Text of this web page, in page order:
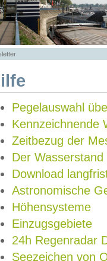
Pegelauswahl
Kennzeichnende
Zeitbezug der
Der Wasserstand
Download
Astronomische
Höhensysteme
Einzugsgebiete
24h Regenradar
Seezeichen von